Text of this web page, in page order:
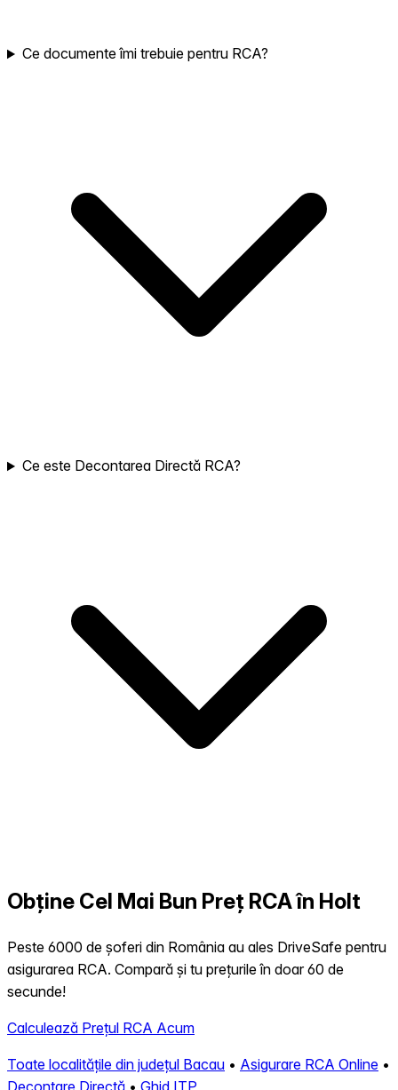
Ce documente îmi trebuie pentru RCA?
Ce este Decontarea Directă RCA?
Obține Cel Mai Bun Preț RCA în Holt
Peste 6000 de șoferi din România au ales DriveSafe pentru
asigurarea RCA. Compară și tu prețurile în doar 60 de
secunde!
Calculează Prețul RCA Acum
Toate localitățile din județul Bacau • Asigurare RCA Online •